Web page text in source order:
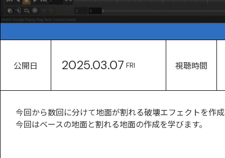
公開日 2025.03.07 FRI 視聴時間
今回から数回に分けて地面が割れる破壊エフェクトを作
今回はベースの地面と割れる地面の作成を学びます。